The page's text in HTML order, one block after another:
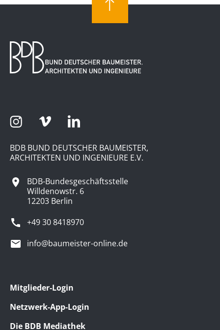
BDB BUND DEUTSCHER BAUMEISTER,
ARCHITEKTEN UND INGENIEURE E.V.
BDB-Bundesgeschäftsstelle
Willdenowstr. 6
12203 Berlin
+49 30 8418970
info@baumeister-online.de
Mitglieder-Login
Netzwerk-App-Login
Die BDB Mediathek